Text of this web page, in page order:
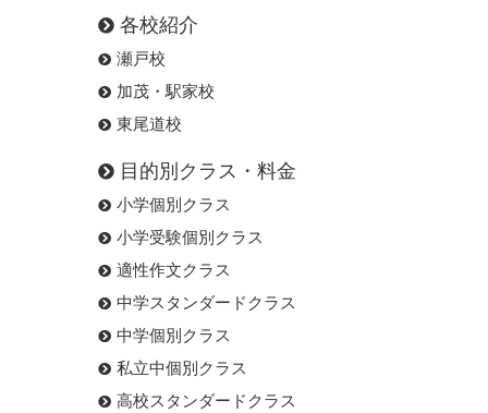
各校紹介
瀬戸校
加茂・駅家校
東尾道校
目的別クラス・料金
小学個別クラス
小学受験個別クラス
適性作文クラス
中学スタンダードクラス
中学個別クラス
私立中個別クラス
高校スタンダードクラス